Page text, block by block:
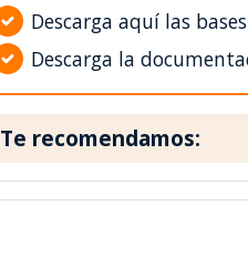
Descarga aquí las bases
Descarga la
Te recomendamos: